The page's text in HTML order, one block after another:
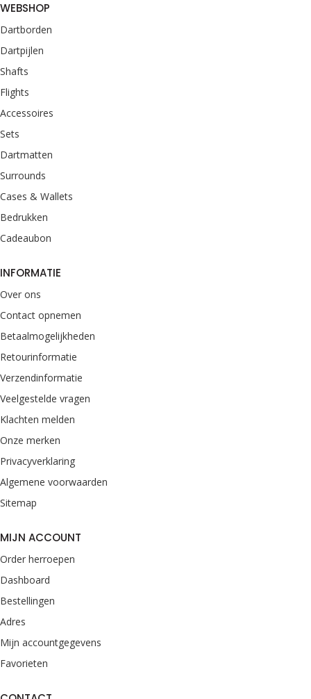
WEBSHOP
Dartborden
Dartpijlen
Shafts
Flights
Accessoires
Sets
Dartmatten
Surrounds
Cases & Wallets
Bedrukken
Cadeaubon
INFORMATIE
Over ons
Contact opnemen
Betaalmogelijkheden
Retourinformatie
Verzendinformatie
Veelgestelde vragen
Klachten melden
Onze merken
Privacyverklaring
Algemene voorwaarden
Sitemap
MIJN ACCOUNT
Order herroepen
Dashboard
Bestellingen
Adres
Mijn accountgegevens
Favorieten